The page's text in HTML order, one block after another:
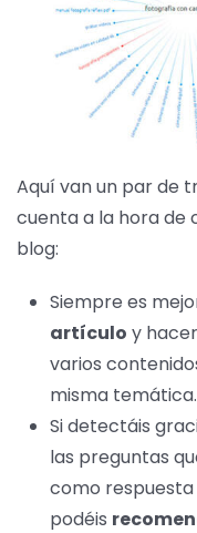
Aquí van un par de
cuenta a la hora de
blog:
Siempre es
artículo y
varios
misma temática.
Si detectáis
las preguntas
como
podéis